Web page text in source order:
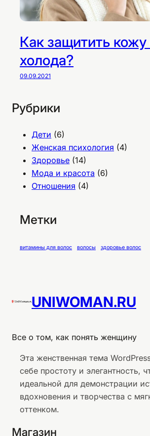
Как защитить кожу
холода?
09.09.2021
Рубрики
Дети (6)
Женская психология (4)
Здоровье (14)
Мода и красота (6)
Отношения (4)
Метки
витамины для волос волосы здоровье волос
UNIWOMAN.RU
Все о том, как понять женщину
Эта женственная тема
себе простоту и элегантность,
идеальной для демонстрации
вдохновения и творчества с
оттенком.
Магазин